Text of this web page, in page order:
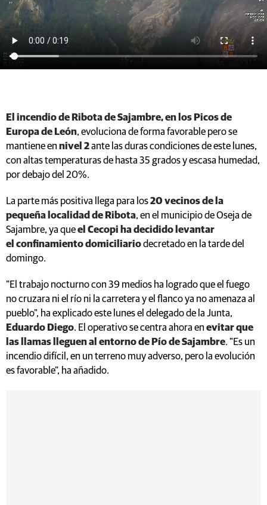
El incendio de Ribota de Sajambre, en los Picos de
Europa de León, evoluciona de forma favorable perose
mantiene en nivel 2ante las duras condiciones de este lunes,
con altas temperaturas de hasta 35 grados y escasa humedad,
por debajo del 20%.
La parte más positiva llega para los20 vecinos de la
pequeña localidad de Ribota, en el municipio de Oseja de
Sajambre, ya queel Cecopi ha decidido levantar
el confinamiento domiciliariodecretado en la tarde del
domingo.
"El trabajo nocturno con 39 medios ha logrado que el fuego
no cruzara ni el río ni la carretera y el flanco ya no amenaza al
pueblo", ha explicado este lunes el delegado de la Junta,
Eduardo Diego. El operativo se centra ahora en evitar que
las llamas lleguen al entorno de Pío de Sajambre. "Es un
incendio difícil, en un terreno muy adverso, pero la evolución
es favorable", ha añadido.